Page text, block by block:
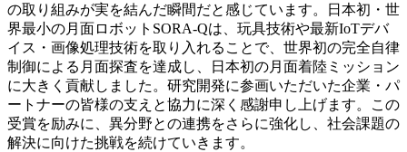
の取り組みが実を結んだ瞬間だと感じています。日本初・世
界最小の月面ロボットSORA-Qは、玩具技術や最新IoTデバ
イス・画像処理技術を取り入れることで、世界初の完全自律
制御による月面探査を達成し、日本初の月面着陸ミッション
に大きく貢献しました。研究開発に参画いただいた企業・パ
ートナーの皆様の支えと協力に深く感謝申し上げます。この
受賞を励みに、異分野との連携をさらに強化し、社会課題の
解決に向けた挑戦を続けていきます。